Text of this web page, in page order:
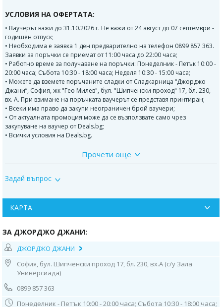
УСЛОВИЯ НА ОФЕРТАТА:
• Ваучерът важи до 31.10.2026 г. Не важи от 24 август до 07 септември -
годишен отпуск;
• Необходима е заявка 1 ден предварително на телефон 0899 857 363.
Заявки за поръчки се приемат от 11:00 часа до 22:00 часа;
• Работно време за получаване на поръчки: Понеделник - Петък 10:00 -
20:00 часа; Събота 10:30 - 18:00 часа; Неделя 10:30 - 15:00 часа;
• Можете да вземете поръчаните сладки от Сладкарница “Джорджо
Джани”, София, жк "Гео Милев", бул. "Шипченски проход" 17, бл. 230,
вх. А. При взимане на поръчката ваучерът се представя принтиран;
• Всеки има право да закупи неограничен брой ваучери;
• От актуалната промоция може да се възползвате само чрез
закупуване на ваучер от Deals.bg;
• Всички условия на Deals.bg.
е сладкарница с дългогодишни традиции в
италианското сладкарство, представено в София. Изградена е с много
и големи клиенти и ценители на вкусните торти. Сладкарницата
като се стеми да обогатява своя асортимент от сладкарски изделия.
Винаги е пълна с нови идеи и рецепти и специално отношение към
визията на предлаганите артикули. Сладкарница Джорджо Джани
празнични торти с фото декорация и с ръчно моделирана декорация,
специални детски 3D торти със захарна декорация и сладоледени
торти.
* * *
ВАЖНО!
Може да се възползвате от актуалната промоция само чрез закупуване
на ваучер от Deals.bg. Неизползван в срок ваучер се счита за
Прочети още
Задай въпрос
КАРТА
ЗА ДЖОРДЖО ДЖАНИ:
ДЖОРДЖО ДЖАНИ
София, бул. Шипченски проход 17, бл. 230, вх.А (с/у Зала
Универсиада)
0899 857 363
Понеделник - Петък 10:00 - 20:00 часа; Събота 10:30 - 18:00 часа;